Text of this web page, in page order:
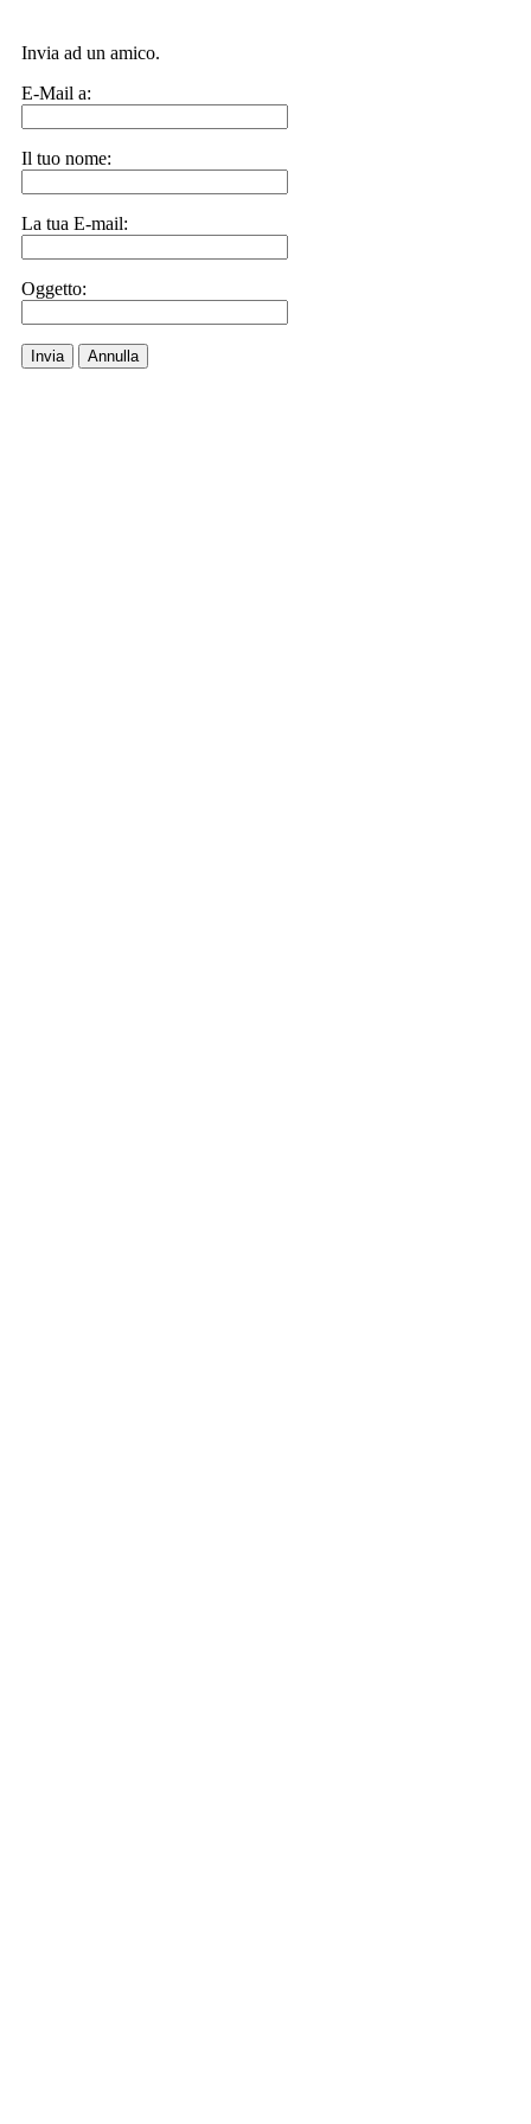
Invia ad un amico.
E-Mail a:
Il tuo nome:
La tua E-mail:
Oggetto:
Invia Annulla